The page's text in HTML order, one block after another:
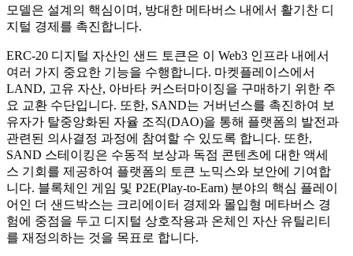
모델은 설계의 핵심이며, 방대한 메타버스 내에서 활기찬 디
지털 경제를 촉진합니다.
ERC-20 디지털 자산인 샌드 토큰은 이 Web3 인프라 내에서
여러 가지 중요한 기능을 수행합니다. 마켓플레이스에서
LAND, 고유 자산, 아바타 커스터마이징을 구매하기 위한 주
요 교환 수단입니다. 또한, SAND는 거버넌스를 촉진하여 보
유자가 탈중앙화된 자율 조직(DAO)을 통해 플랫폼의 발전과
관련된 의사결정 과정에 참여할 수 있도록 합니다. 또한,
SAND 스테이킹은 수동적 보상과 독점 콘텐츠에 대한 액세
스 기회를 제공하여 플랫폼의 토큰 노믹스와 보안에 기여합
니다. 블록체인 게임 및 P2E(Play-to-Earn) 분야의 핵심 플레이
어인 더 샌드박스는 크리에이터 경제와 몰입형 메타버스 경
험에 중점을 두고 디지털 상호작용과 온체인 자산 유틸리티
를 재정의하는 것을 목표로 합니다.